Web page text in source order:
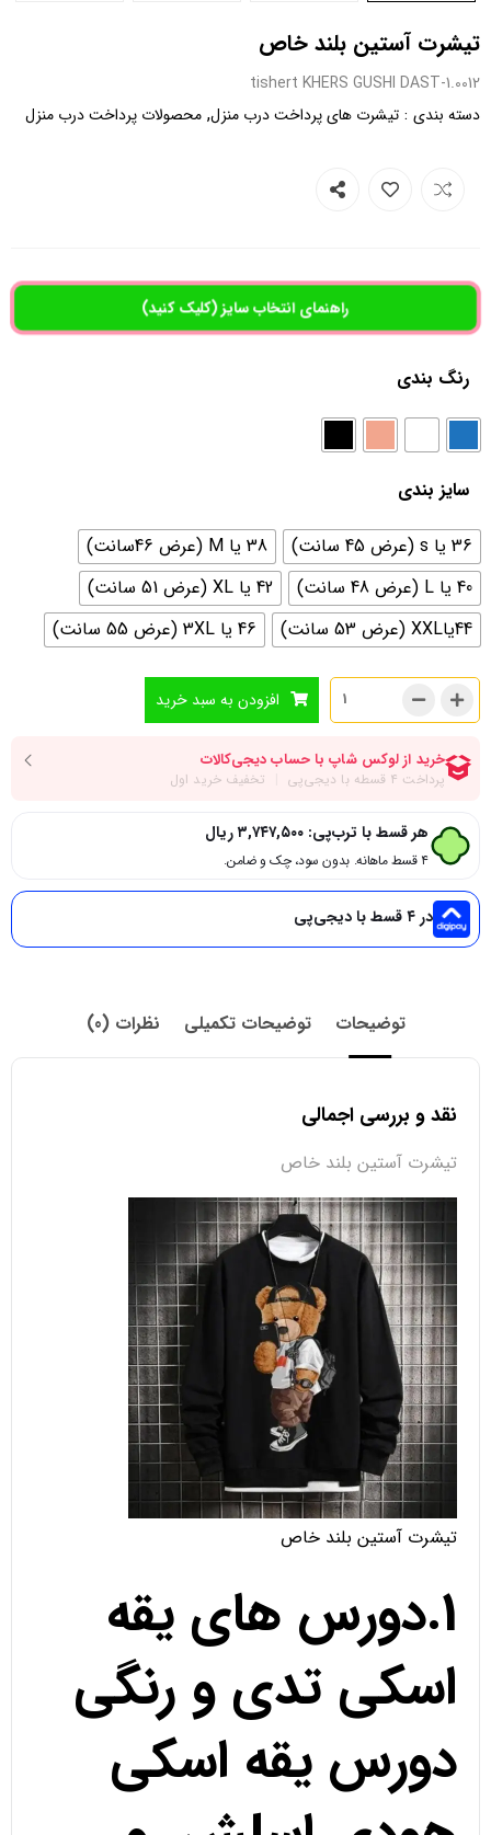
تیشرت آستین بلند خاص
0012.tishert KHERS GUSHI DAST-1
دسته بندی : تیشرت های پرداخت درب منزل, محصولات پرداخت درب منزل
راهنمای انتخاب سایز (کلیک کنید)
رنگ بندی
سایز بندی
36 یا s (عرض 45 سانت)
38 یا M (عرض 46سانت)
40 یا L (عرض 48 سانت)
42 یا XL (عرض 51 سانت)
44یاXXL (عرض 53 سانت)
46 یا 3XL (عرض 55 سانت)
افزودن به سبد خرید
هر قسط با ترب‌پی: ۳,۷۴۷,۵۰۰ریال
۴ قسط ماهانه. بدون سود، چک و ضامن.
در ۴ قسط با دیجی‌پی
توضیحات توضیحات تکمیلی نظرات (0)
نقد و بررسی اجمالی
تیشرت آستین بلند خاص
تیشرت آستین بلند خاص
1.دورس های یقه
اسکی تدی و رنگی
دورس یقه اسکی